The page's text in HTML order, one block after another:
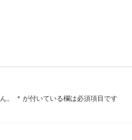
。 * が付いている欄は必須項目です